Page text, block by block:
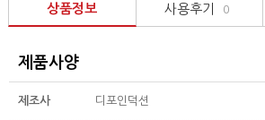
상품정보 사용후기 0
제품사양
제조사 디포인덕션